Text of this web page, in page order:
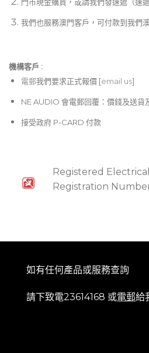
我們也服務澳門客戶，可付款到我們
機構客戶 :​
電郵我們要求正式報價 [email us]
NE AUDIO 會電郵回覆：價錢及送貨
接受政府 P-CARD 付款
Registered
Registration
如有任何產品或服務查詢
請下致電23614168 或電郵給